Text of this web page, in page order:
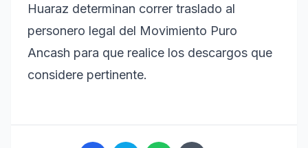
Huaraz determinan correr traslado al
personero legal del Movimiento Puro
Ancash para que realice los descargos que
considere pertinente.